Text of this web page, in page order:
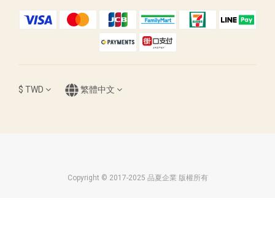
$ TWD 繁體中文
Copyright © 2017-2025 品夏企業 版權所有